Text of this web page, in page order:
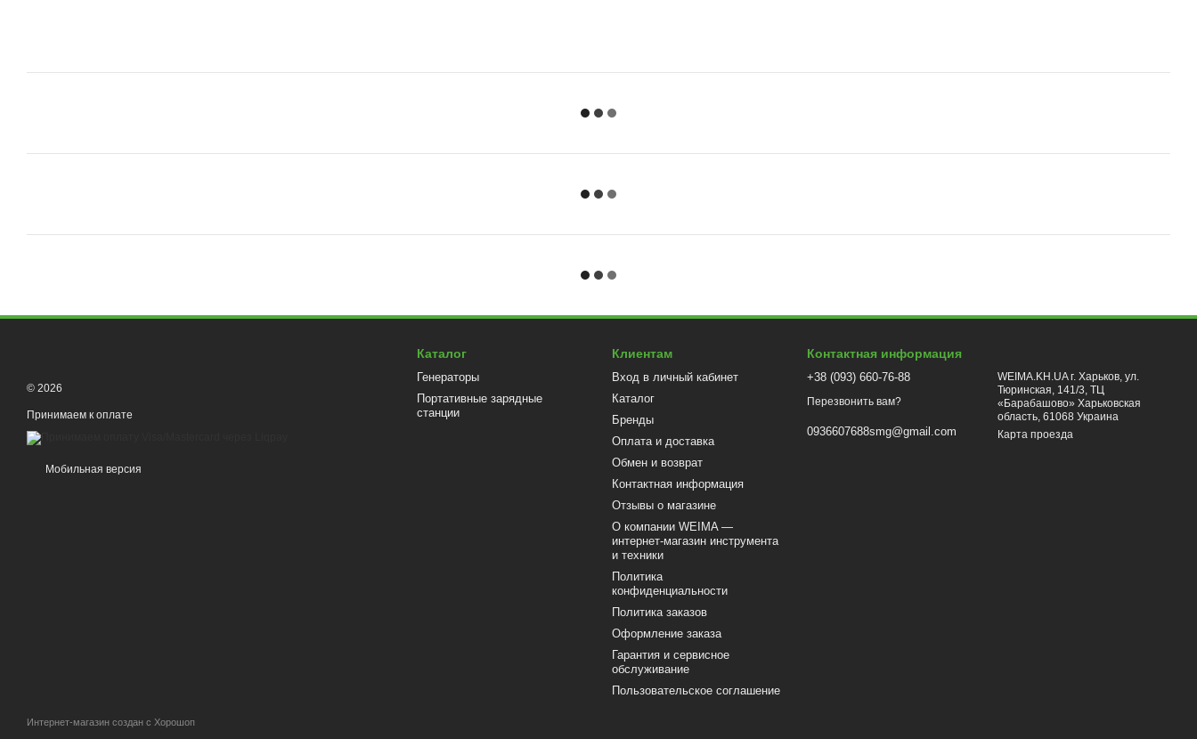
© 2026
Принимаем к оплате
Мобильная версия
Интернет-магазин создан с Хорошоп
Каталог
Генераторы
Портативные зарядные
станции
Клиентам
Вход в личный кабинет
Каталог
Бренды
Оплата и доставка
Обмен и возврат
Контактная информация
Отзывы о магазине
О компании WEIMA —
интернет-магазин инструмента
и техники
Политика
конфиденциальности
Политика заказов
Оформление заказа
Гарантия и сервисное
обслуживание
Пользовательское соглашение
Контактная информация
+38 (093) 660-76-88
Перезвонить вам?
0936607688smg@gmail.com
WEIMA.KH.UA г. Харьков, ул.
Тюринская, 141/3, ТЦ
«Барабашово» Харьковская
область, 61068 Украина
Карта проезда